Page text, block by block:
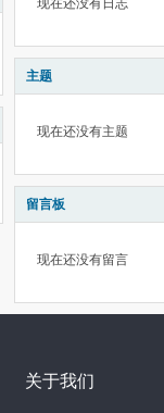
现在还没有日志
主题
现在还没有主题
留言板
现在还没有留言
关于我们